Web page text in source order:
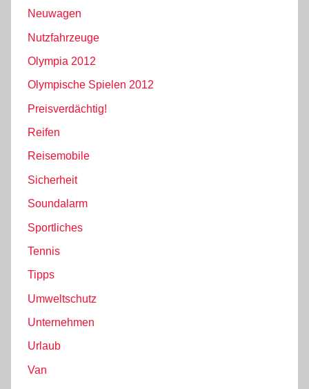
Neuwagen
Nutzfahrzeuge
Olympia 2012
Olympische Spielen 2012
Preisverdächtig!
Reifen
Reisemobile
Sicherheit
Soundalarm
Sportliches
Tennis
Tipps
Umweltschutz
Unternehmen
Urlaub
Van